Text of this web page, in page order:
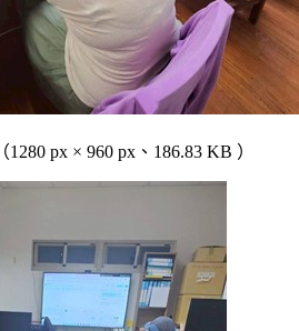
（1280 px × 960 px、186.83 KB ）